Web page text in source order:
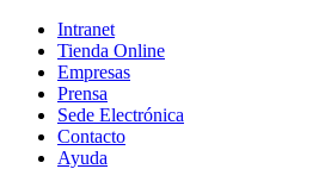
Intranet
Tienda Online
Empresas
Prensa
Sede Electrónica
Contacto
Ayuda